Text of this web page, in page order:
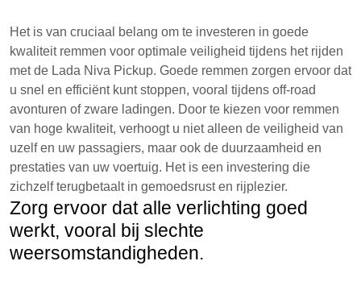
Het is van cruciaal belang om te investeren in goede
kwaliteit remmen voor optimale veiligheid tijdens het rijden
met de Lada Niva Pickup. Goede remmen zorgen ervoor dat
u snel en efficiënt kunt stoppen, vooral tijdens off-road
avonturen of zware ladingen. Door te kiezen voor remmen
van hoge kwaliteit, verhoogt u niet alleen de veiligheid van
uzelf en uw passagiers, maar ook de duurzaamheid en
prestaties van uw voertuig. Het is een investering die
zichzelf terugbetaalt in gemoedsrust en rijplezier.
Zorg ervoor dat alle verlichting goed
werkt, vooral bij slechte
weersomstandigheden.